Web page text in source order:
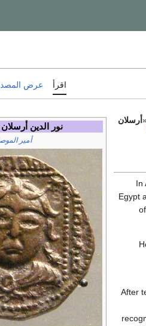
اقرأ عرض
نور الدين
أمير
أرسلان
In
Egypt
After